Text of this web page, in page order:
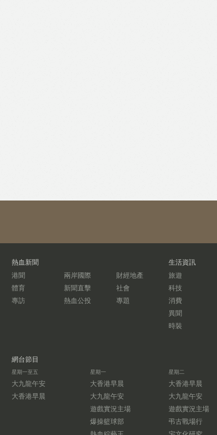
熱血新聞
港聞
兩岸國際
財經地產
體育
新聞直擊
社會
專訪
熱血公投 專題
生活資訊
旅遊
科技
消費
異聞
時裝
網台節目
星期一至五
大九龍午安
大香港早晨
星期一
大香港早晨
大九龍午安
遊戲實況主場
爆操籃球部
星期二
大香港早晨
大九龍午安
遊戲實況主場
弔古戰場行